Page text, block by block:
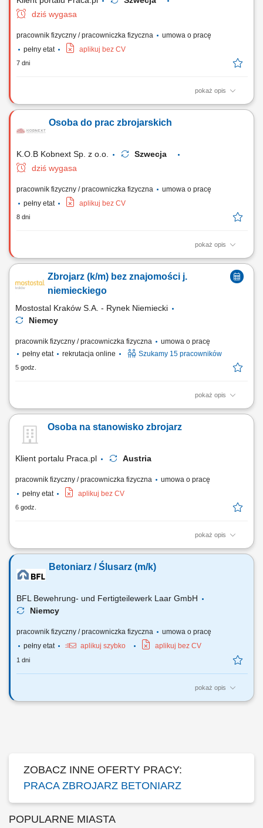
dziś wygasa
pracownik fizyczny / pracowniczka fizyczna
umowa o pracę
pełny etat
aplikuj bez CV
7 dni
pokaż opis
Prefabrykacja, wiązanie oraz montaż stalowych szkieletów
oraz innych bieżących zadaniach ciesielskich. Wykonywanie prostych,
pomocniczych robót fizycznych wspierających procesy budowlane.
Osoba do prac zbrojarskich
K.O.B Kobnext Sp. z o.o.
Szwecja
dziś wygasa
pracownik fizyczny / pracowniczka fizyczna
umowa o pracę
pełny etat
aplikuj bez CV
8 dni
pokaż opis
Zakres obowiązków: Wykonywanie prac w zakresie montażu zbrojenia;
Pomoc w pracach ciesielskich; Inne prace budowlane – pomocnicze;
Zbrojarz (k/m) bez znajomości j.
niemieckiego
Mostostal Kraków S.A. - Rynek Niemiecki
Niemcy
pracownik fizyczny / pracowniczka fizyczna
umowa o pracę
pełny etat
rekrutacja online Szukamy 15 pracowników
5 godz.
pokaż opis
Zakres obowiązków Wiązanie zbrojenia cęgami;
Osoba na stanowisko zbrojarz
Klient portalu Praca.pl Austria
pracownik fizyczny / pracowniczka fizyczna
umowa o pracę
pełny etat
aplikuj bez CV
6 godz.
pokaż opis
wykonywanie elementów zbrojeniowych: szkielety, siatki oraz
projektem; udział w realizacji inwestycji infrastrukturalnych (np. mosty,
tunele) współpraca z zespołem na placu budowy;
Betoniarz / Ślusarz (m/k)
BFL Bewehrung- und Fertigteilewerk Laar GmbH
Niemcy
pracownik fizyczny / pracowniczka fizyczna
umowa o pracę
pełny etat
aplikuj szybko aplikuj bez CV
1 dni
pokaż opis
Twój zakres obowiązków: Udział w produkcji prefabrykatów
ZOBACZ INNE OFERTY PRACY:
PRACA ZBROJARZ BETONIARZ
POPULARNE MIASTA